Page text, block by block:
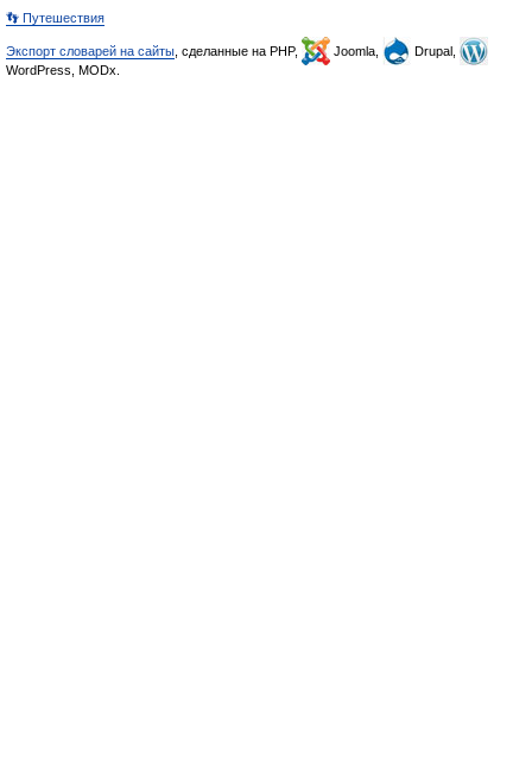
👣 Путешествия
Экспорт словарей на сайты , сделанные на PHP, Joomla,
Drupal,
WordPress, MODx.